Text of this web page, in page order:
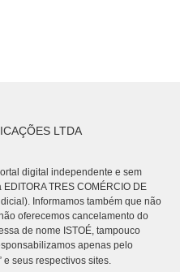
LTDA
digital independente e sem
TRES COMÉRCIO DE
Informamos também que não
oferecemos cancelamento do
de nome ISTOÉ, tampouco
apenas pelo
e seus respectivos sites.